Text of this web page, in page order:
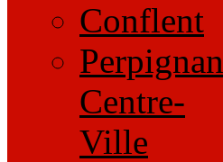
Conflent
Perpignan
Centre-
Ville